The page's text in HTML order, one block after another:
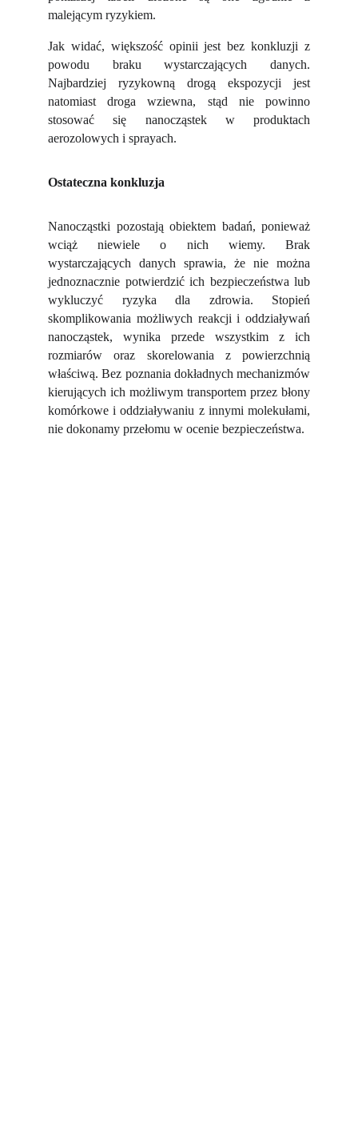
malejącym ryzykiem.
Jak widać, większość opinii jest bez konkluzji z
powodu braku wystarczających danych.
Najbardziej ryzykowną drogą ekspozycji jest
natomiast droga wziewna, stąd nie powinno
stosować się nanocząstek w produktach
aerozolowych i sprayach.
Ostateczna konkluzja
Nanocząstki pozostają obiektem badań, ponieważ
wciąż niewiele o nich wiemy. Brak
wystarczających danych sprawia, że nie można
jednoznacznie potwierdzić ich bezpieczeństwa lub
wykluczyć ryzyka dla zdrowia. Stopień
skomplikowania możliwych reakcji i oddziaływań
nanocząstek, wynika przede wszystkim z ich
rozmiarów oraz skorelowania z powierzchnią
właściwą. Bez poznania dokładnych mechanizmów
kierujących ich możliwym transportem przez błony
komórkowe i oddziaływaniu z innymi molekułami,
nie dokonamy przełomu w ocenie bezpieczeństwa.